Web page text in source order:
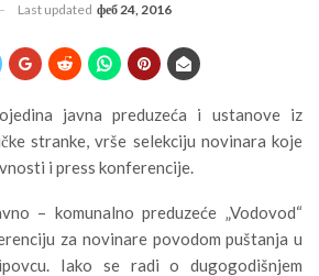
Last updated феб 24, 2016
javna preduzeća i ustanove iz
stranke, vrše selekciju novinara koje
i press konferencije.
– komunalno preduzeće „Vodovod“
za novinare povodom puštanja u
Iako se radi o dugogodišnjem